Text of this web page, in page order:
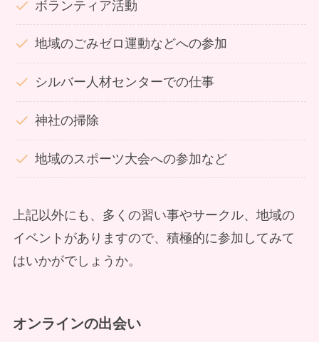
ボランティア活動
地域のごみゼロ運動などへの参加
シルバー人材センターでの仕事
神社の掃除
地域のスポーツ大会への参加など
上記以外にも、多くの習い事やサークル、地域の
イベントがありますので、積極的に参加してみて
はいかがでしょうか。
オンラインの出会い